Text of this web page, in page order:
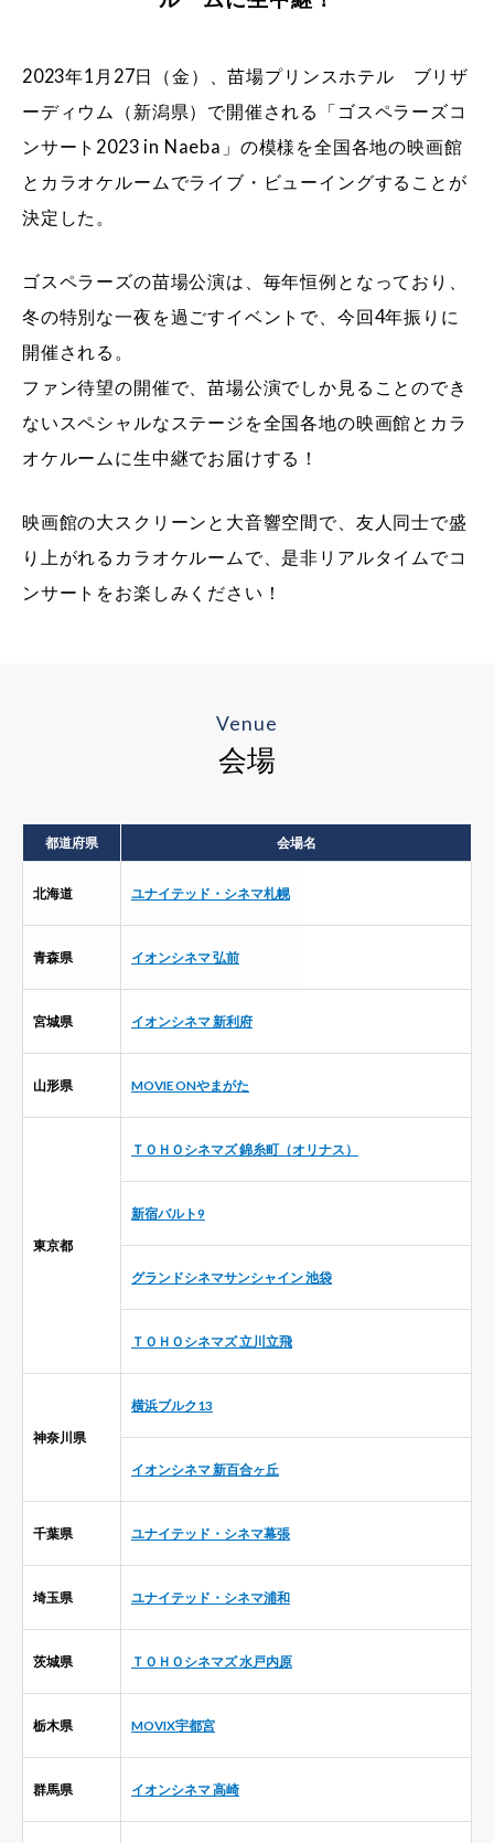
2023年1月27日（金）、苗場プリンスホテル ブリザ
ーディウム（新潟県）で開催される「ゴスペラーズコ
ンサート2023 in Naeba」の模様を全国各地の映画館
とカラオケルームでライブ・ビューイングすることが
決定した。
ゴスペラーズの苗場公演は、毎年恒例となっており、
冬の特別な一夜を過ごすイベントで、今回4年振りに
開催される。
ファン待望の開催で、苗場公演でしか見ることのでき
ないスペシャルなステージを全国各地の映画館とカラ
オケルームに生中継でお届けする！
映画館の大スクリーンと大音響空間で、友人同士で盛
り上がれるカラオケルームで、是非リアルタイムでコ
ンサートをお楽しみください！
Venue
会場
都道府県 会場名
北海道 ユナイテッド・シネマ札幌
青森県 イオンシネマ 弘前
宮城県 イオンシネマ 新利府
山形県 MOVIE ONやまがた
東京都
ＴＯＨＯシネマズ 錦糸町（オリナス）
新宿バルト9
グランドシネマサンシャイン 池袋
ＴＯＨＯシネマズ 立川立飛
神奈川県
横浜ブルク13
イオンシネマ 新百合ヶ丘
千葉県 ユナイテッド・シネマ幕張
埼玉県 ユナイテッド・シネマ浦和
茨城県 ＴＯＨＯシネマズ 水戸内原
栃木県 MOVIX宇都宮
群馬県 イオンシネマ 高崎